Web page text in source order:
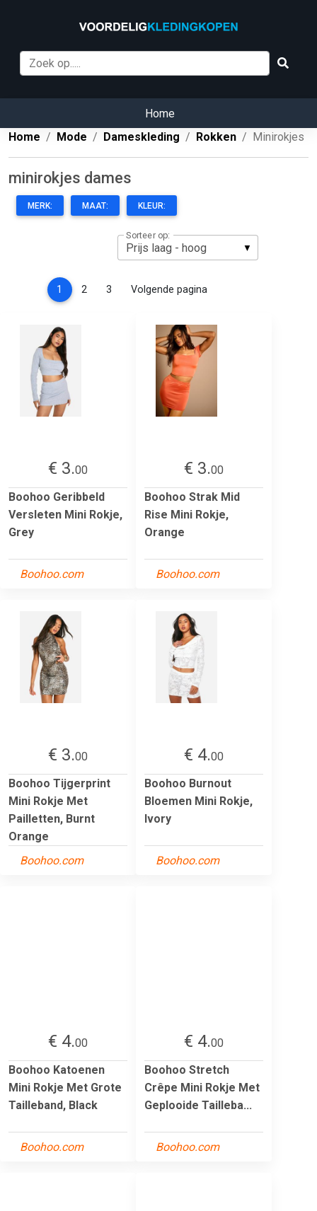
Home
Home
Mode Dameskleding Rokken Minirokjes
minirokjes dames
MERK: MAAT: KLEUR:
Sorteer op:
1 (current)
2 3 Volgende pagina
€ 3.00
Boohoo Geribbeld
Versleten Mini Rokje,
Grey
Boohoo.com
€ 3.00
Boohoo Strak Mid
Rise Mini Rokje,
Orange
Boohoo.com
€ 3.00
Boohoo Tijgerprint
Mini Rokje Met
Pailletten, Burnt
Orange
Boohoo.com
€ 4.00
Boohoo Burnout
Bloemen Mini Rokje,
Ivory
Boohoo.com
€ 4.00
Boohoo Katoenen
Mini Rokje Met Grote
Tailleband, Black
Boohoo.com
€ 4.00
Boohoo Stretch
Crêpe Mini Rokje Met
Geplooide Tailleba...
Boohoo.com